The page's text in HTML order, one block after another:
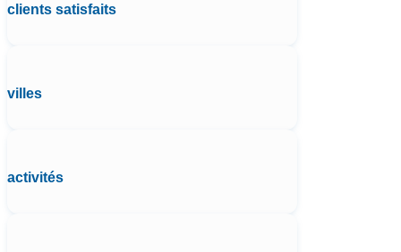
clients satisfaits
villes
activités